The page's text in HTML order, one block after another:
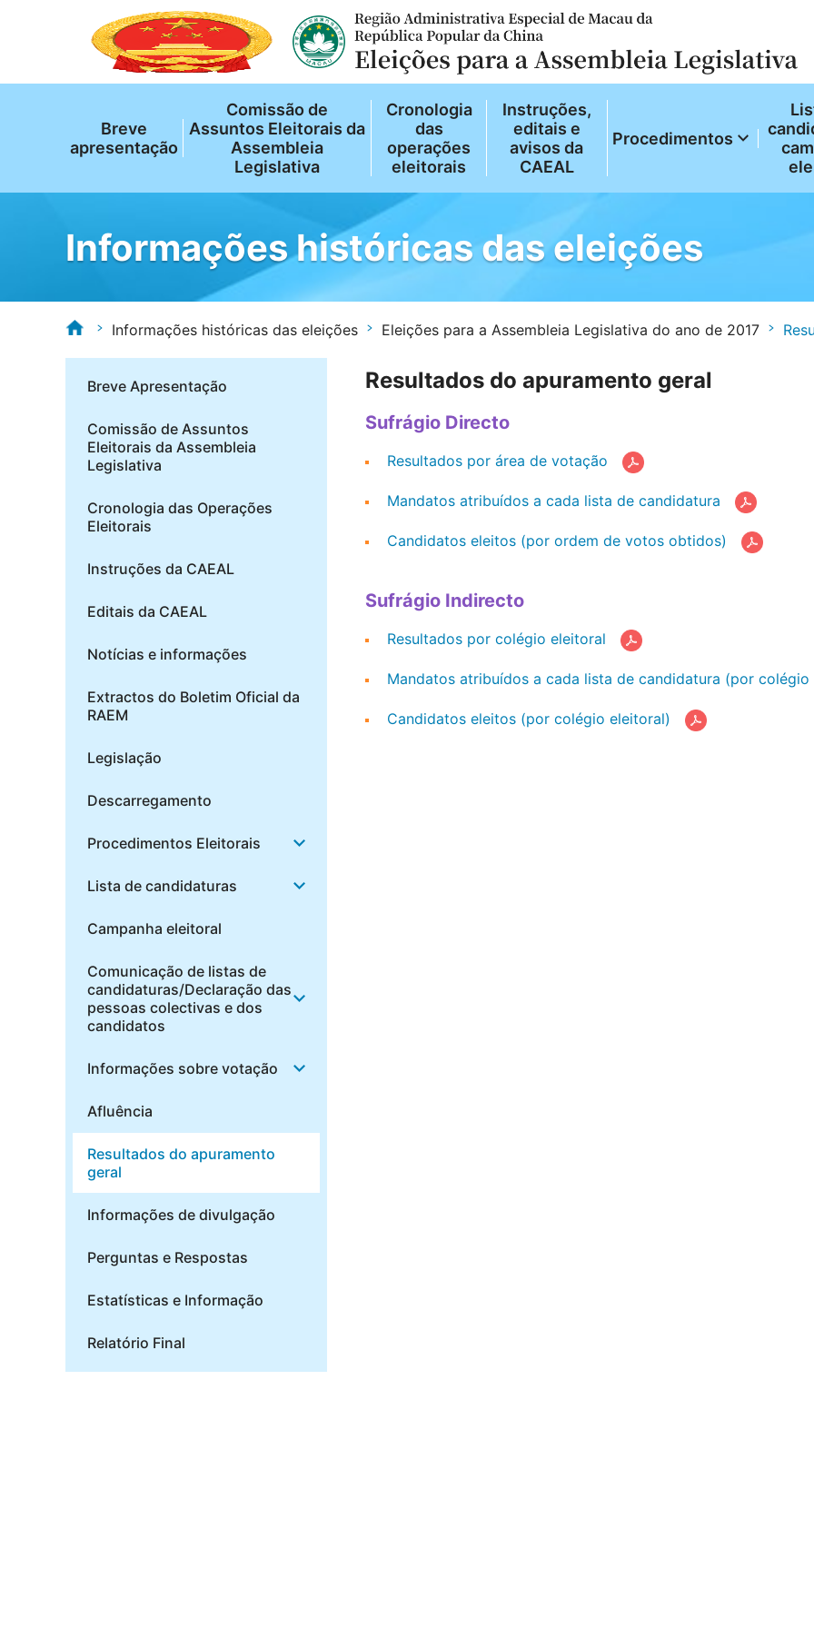
Breve
apresentação
Comissão de
Assuntos Eleitorais da
Assembleia
Legislativa
Cronologia
das
operações
eleitorais
Instruções,
editais e
avisos da
CAEAL
Procedimentos
Informações históricas das eleições
Informações históricas das eleições Eleições para a Assembleia Legislativa do ano de 2017
Breve Apresentação
Comissão de Assuntos
Eleitorais da Assembleia
Legislativa
Cronologia das Operações
Eleitorais
Instruções da CAEAL
Editais da CAEAL
Notícias e informações
Extractos do Boletim Oficial da
RAEM
Legislação
Descarregamento
Procedimentos Eleitorais
Lista de candidaturas
Campanha eleitoral
Comunicação de listas de
candidaturas/Declaração das
pessoas colectivas e dos
candidatos
Informações sobre votação
Afluência
Resultados do apuramento
geral
Informações de divulgação
Perguntas e Respostas
Estatísticas e Informação
Relatório Final
Resultados do apuramento geral
Sufrágio Directo
Resultados por área de votação
Mandatos atribuídos a cada lista de candidatura
Candidatos eleitos (por ordem de votos obtidos)
Sufrágio Indirecto
Resultados por colégio eleitoral
Mandatos atribuídos a cada lista de candidatura (por colégio
Candidatos eleitos (por colégio eleitoral)